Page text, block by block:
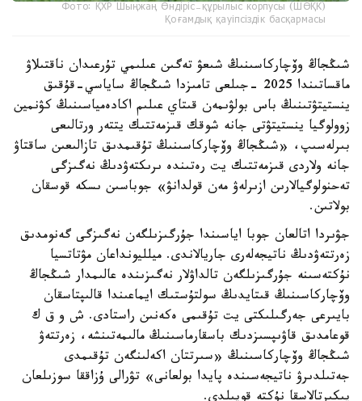
Фото: ҚХР Шыңжаң Өндіріс-құрылыс корпусы (ШӨҚК)
Қоғамдық қауіпсіздік басқармасы
شىڭجاڭ وۆچاركاسىنىڭ شىعۋ تەگىن عىلىمي تۇرعىدان ناقتىلاۋ
ماقساتىندا 2025 -جىلعى تامىزدا شىڭجاڭ ساياسي-قۇقىق
ينستيتۋتىنىڭ باس بولۋىمەن قىتاي عىلىم اكادەمياسىنىڭ كۋنمين
زوولوگيا ينستيتۋتى جانە شوقك قىزمەتتىك يتتەر ورتالىعى
بىرلەسىپ، «شىڭجاڭ وۆچاركاسىنىڭ تۇقىمدىق تازالىعىن ساقتاۋ
جانە ولاردى قىزمەتتىك يت رەتىندە ىرىكتەۋدىڭ نەگىزگى
تەحنولوگيالارىن ازىرلەۋ مەن قولدانۋ» جوباسىن ىسكە قوسقان
بولاتىن.
جۋىردا اتالعان جوبا اياسىندا جۇرگىزىلگەن نەگىزگى گەنومدىق
زەرتتەۋدىڭ ناتيجەلەرى جاريالاندى. ميلليونداعان مۋتاتسيا
نۇكتەسىنە جۇرگىزىلگەن تالداۋلار نەگىزىندە عالىمدار شىڭجاڭ
وۆچاركاسىنىڭ قىتايدىڭ سولتۇستىك ايماعىندا قالىپتاسقان
بايىرعى جەرگىلىكتى يت تۇقىمى ەكەنىن راستادى. ش و ق ك
قوعامدىق قاۋىپسىزدىك باسقارماسىنىڭ مالىمەتىنشە، زەرتتەۋ
شىڭجاڭ وۆچاركاسىنىڭ «سىرتتان اكەلىنگەن تۇقىمدى
جەتىلدىرۋ ناتيجەسىندە پايدا بولعانى» تۋرالى ۇزاققا سوزىلعان